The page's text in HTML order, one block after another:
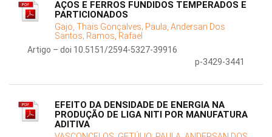
AÇOS E FERROS FUNDIDOS TEMPERADOS E
PARTICIONADOS
Gajo, Thais Gonçalves; Paula, Andersan Dos
Santos; Ramos, Rafael
Artigo – doi 10.5151/2594-5327-39916
p-3429-3441
EFEITO DA DENSIDADE DE ENERGIA NA
PRODUÇÃO DE LIGA NITI POR MANUFATURA
ADITIVA